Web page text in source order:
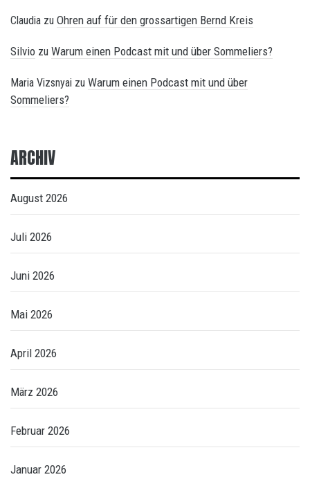
Claudia zu Ohren auf für den grossartigen Bernd Kreis
Silvio zu Warum einen Podcast mit und über Sommeliers?
Maria Vizsnyai zu Warum einen Podcast mit und über
Sommeliers?
ARCHIV
August 2026
Juli 2026
Juni 2026
Mai 2026
April 2026
März 2026
Februar 2026
Januar 2026